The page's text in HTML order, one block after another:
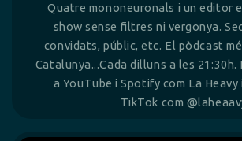
Quatre mononeuronals i un editor
show sense filtres ni vergonya.
convidats, públic, etc. El pòdcast
Catalunya...Cada dilluns a les
a YouTube i Spotify com La Heavy
TikTok com